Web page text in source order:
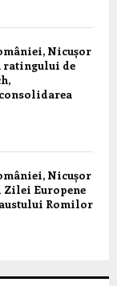
Nicușor
ratingului de
Nicușor
Zilei Europene
Romilor